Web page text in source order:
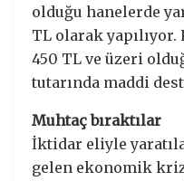
olduğu hanelerde
TL olarak
450 TL ve üzeri
tutarında maddi
Muhtaç bıraktılar
İktidar eliyle
gelen ekonomik